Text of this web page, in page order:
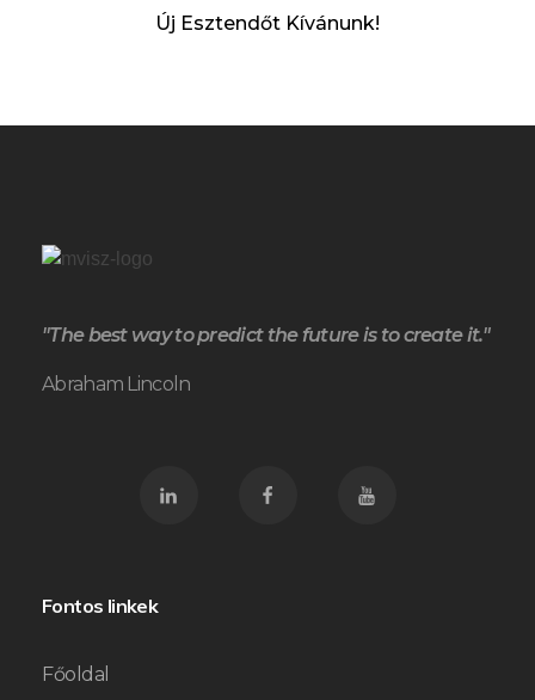
Új Esztendőt Kívánunk!
"The best way to predict the future is to create it."
Abraham Lincoln
Fontos linkek
Főoldal